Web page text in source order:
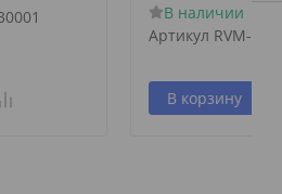
В наличии
Артикул RVM-
В корзину